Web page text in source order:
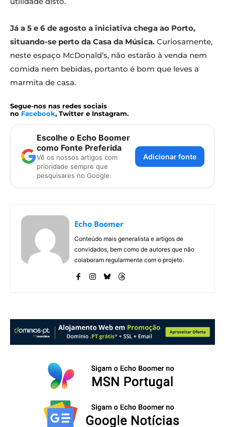
Já a 5 e 6 de agosto a iniciativa chega ao Porto,
situando-se perto da Casa da Música. Curiosamente,
neste espaço McDonald’s, não estarão à venda nem
comida nem bebidas, portanto é bom que leves a
marmita de casa.
Segue-nos nas redes sociais
no Facebook, Twitter e Instagram.
Escolhe o Echo Boomer
como Fonte Preferida
Vê os nossos artigos com
prioridade sempre que
pesquisares no Google.
Adicionar fonte
Echo Boomer
Conteúdo mais generalista e artigos de
convidados, bem como de autores que não
colaboram regularmente com o projeto.